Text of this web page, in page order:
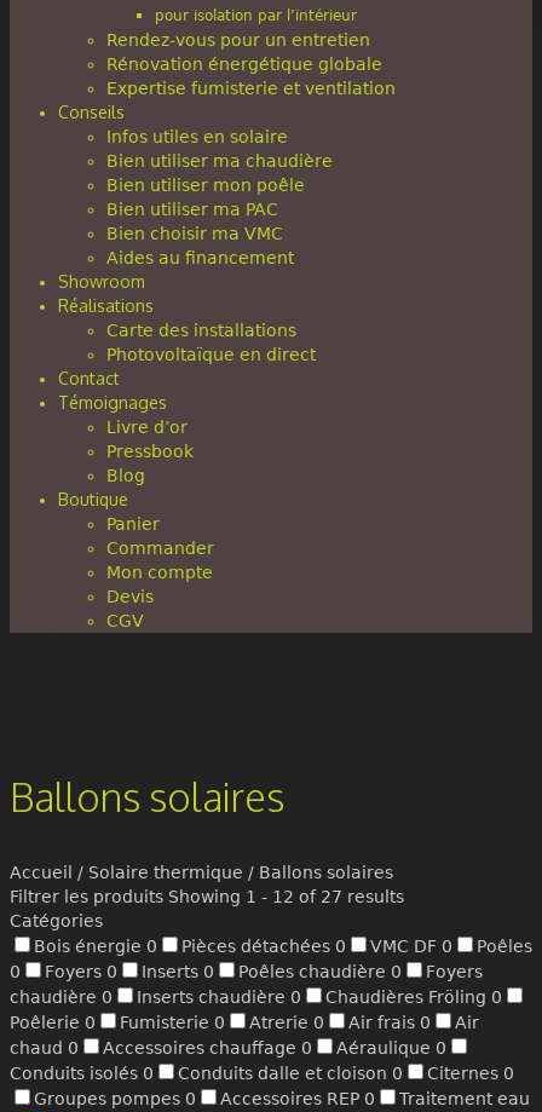
pour isolation par l’intérieur
Rendez-vous pour un entretien
Rénovation énergétique globale
Expertise fumisterie et ventilation
Conseils
Infos utiles en solaire
Bien utiliser ma chaudière
Bien utiliser mon poêle
Bien utiliser ma PAC
Bien choisir ma VMC
Aides au financement
Showroom
Réalisations
Carte des installations
Photovoltaïque en direct
Contact
Témoignages
Livre d’or
Pressbook
Blog
Boutique
Panier
Commander
Mon compte
Devis
CGV
Ballons solaires
Accueil / Solaire thermique / Ballons solaires
Filtrer les produits Showing 1 - 12 of 27 results
Catégories
Bois énergie 0 Pièces détachées 0 VMC DF 0
Poêles
0
Foyers 0 Inserts 0 Poêles chaudière 0
Foyers
chaudière 0 Inserts chaudière 0 Chaudières Fröling 0
Poêlerie 0 Fumisterie 0 Atrerie 0 Air frais 0
Air
chaud 0 Accessoires chauffage 0 Aéraulique 0
Conduits isolés 0 Conduits dalle et cloison 0 Citernes 0
Groupes pompes 0 Accessoires REP 0
Traitement eau